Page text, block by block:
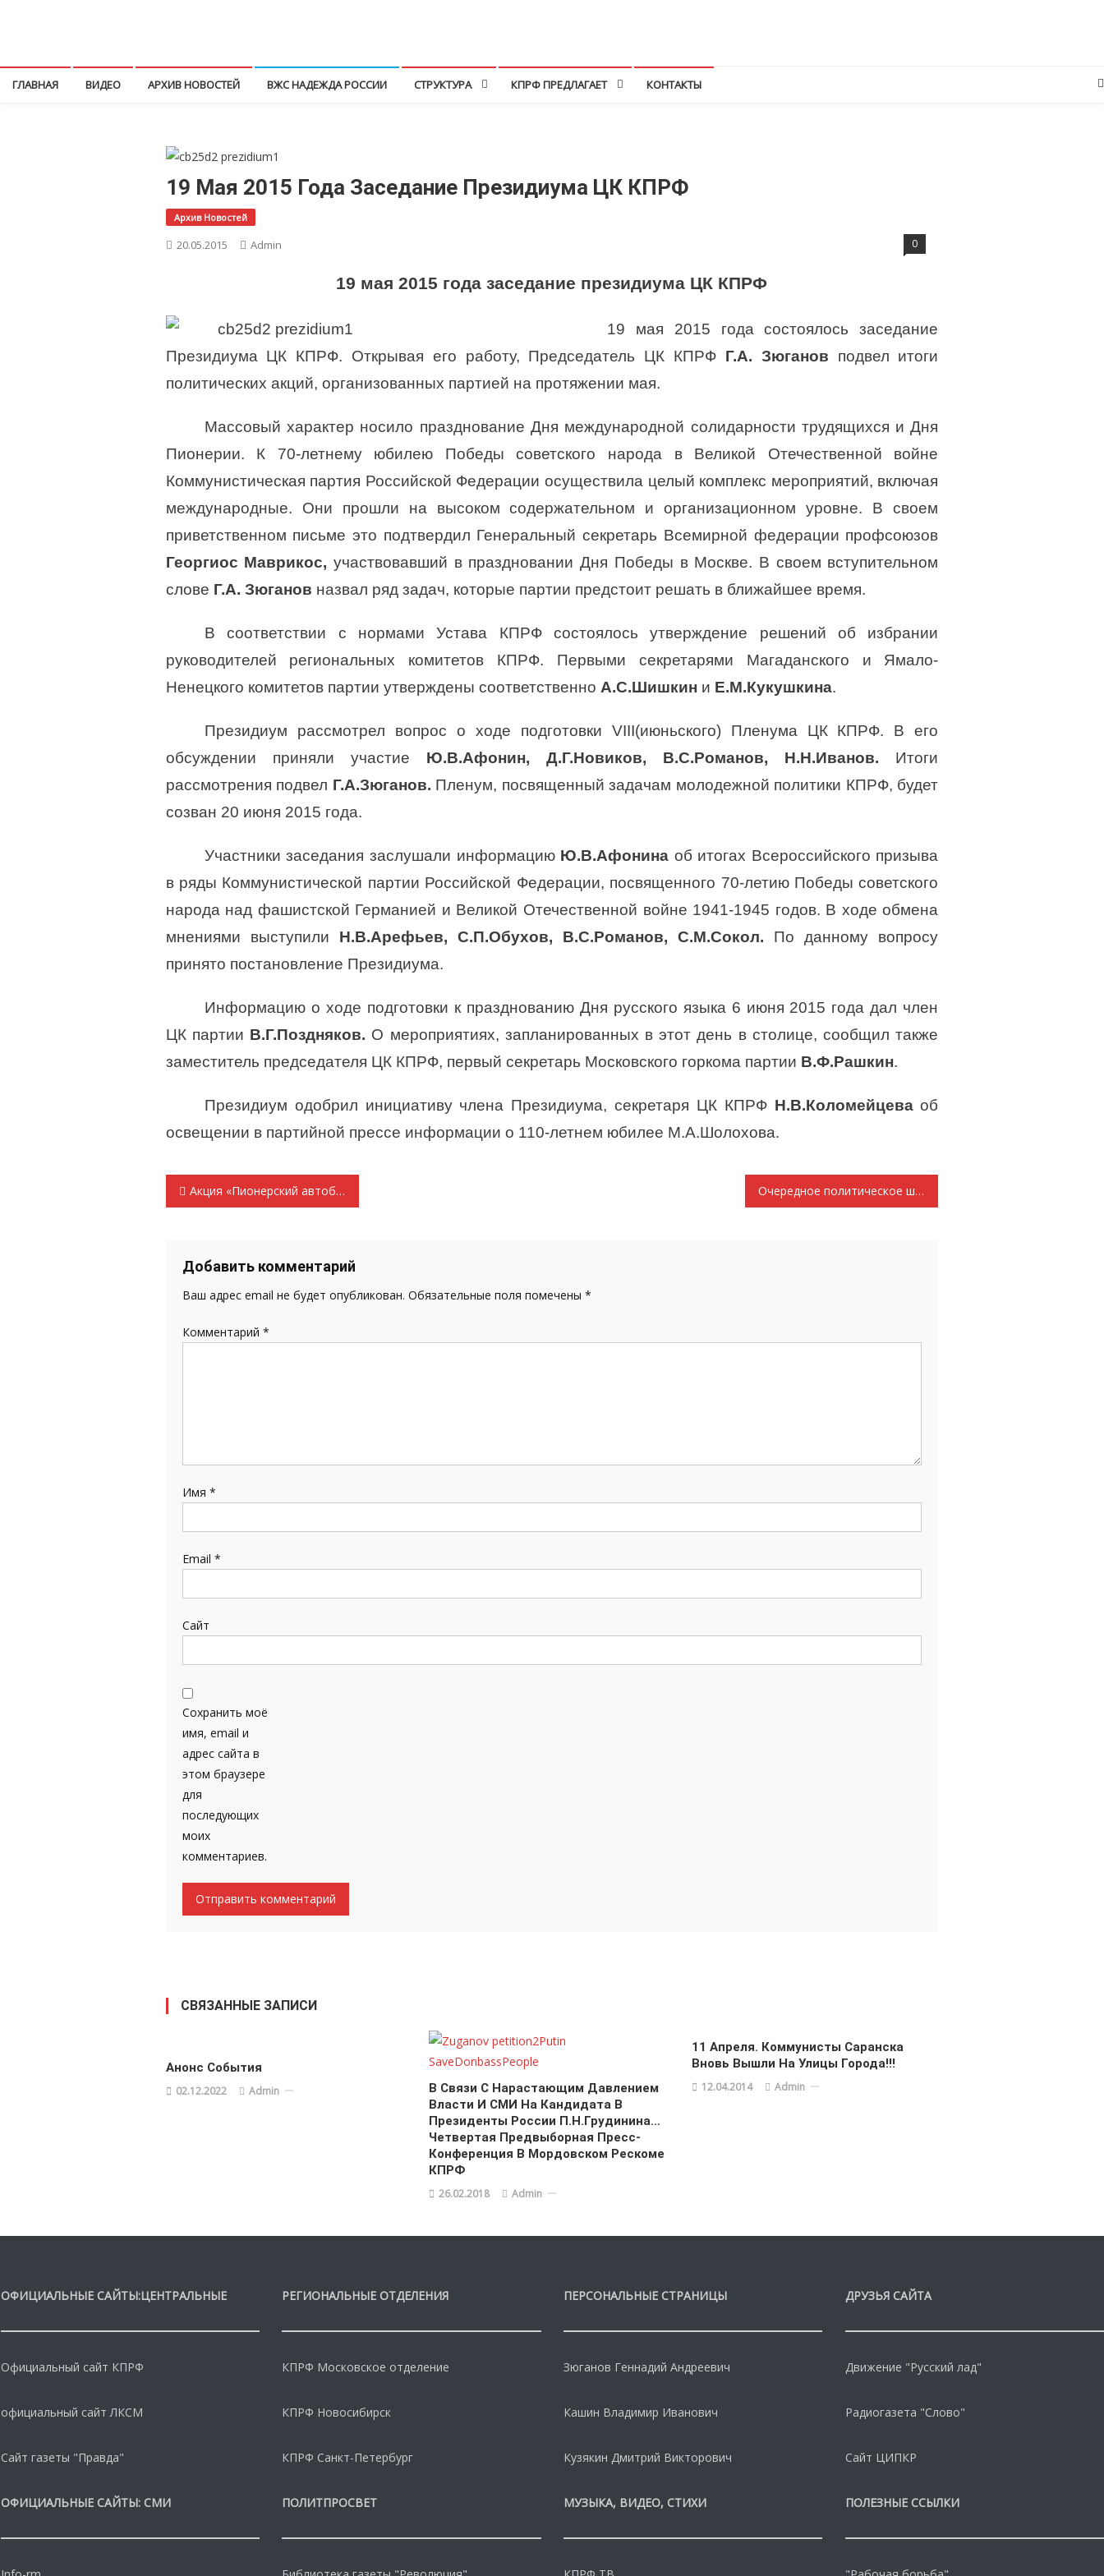
ГЛАВНАЯ ВИДЕО АРХИВ НОВОСТЕЙ ВЖС НАДЕЖДА РОССИИ СТРУКТУРА КПРФ ПРЕДЛАГАЕТ КОНТАКТЫ
19 Мая 2015 Года Заседание Президиума ЦК КПРФ
Архив Новостей
20.05.2015 Admin 0
19 мая 2015 года заседание президиума ЦК КПРФ
19 мая 2015 года состоялось заседание
Президиума ЦК КПРФ. Открывая его работу, Председатель ЦК КПРФ Г.А. Зюганов подвел итоги
политических акций, организованных партией на протяжении мая.
Массовый характер носило празднование Дня международной солидарности трудящихся и Дня
Пионерии. К 70-летнему юбилею Победы советского народа в Великой Отечественной войне
Коммунистическая партия Российской Федерации осуществила целый комплекс мероприятий, включая
международные. Они прошли на высоком содержательном и организационном уровне. В своем
приветственном письме это подтвердил Генеральный секретарь Всемирной федерации профсоюзов
Георгиос Маврикос,участвовавший в праздновании Дня Победы в Москве. В своем вступительном
слове Г.А. Зюганов назвал ряд задач, которые партии предстоит решать в ближайшее время.
В соответствии с нормами Устава КПРФ состоялось утверждение решений об избрании
руководителей региональных комитетов КПРФ. Первыми секретарями Магаданского и Ямало-
Ненецкого комитетов партии утверждены соответственно А.С.Шишкини Е.М.Кукушкина.
Президиум рассмотрел вопрос о ходе подготовки VIII(июньского) Пленума ЦК КПРФ. В его
обсуждении приняли участие Ю.В.Афонин, Д.Г.Новиков, В.С.Романов, Н.Н.Иванов. Итоги
рассмотрения подвел Г.А.Зюганов. Пленум, посвященный задачам молодежной политики КПРФ, будет
созван 20 июня 2015 года.
Участники заседания заслушали информацию Ю.В.Афонина об итогах Всероссийского призыва
в ряды Коммунистической партии Российской Федерации, посвященного 70-летию Победы советского
народа над фашистской Германией и Великой Отечественной войне 1941-1945 годов. В ходе обмена
мнениями выступили Н.В.Арефьев, С.П.Обухов, В.С.Романов, С.М.Сокол. По данному вопросу
принято постановление Президиума.
Информацию о ходе подготовки к празднованию Дня русского языка 6 июня 2015 года дал член
ЦК партии В.Г.Поздняков. О мероприятиях, запланированных в этот день в столице, сообщил также
заместитель председателя ЦК КПРФ, первый секретарь Московского горкома партии В.Ф.Рашкин.
Президиум одобрил инициативу члена Президиума, секретаря ЦК КПРФ Н.В.Коломейцеваоб
освещении в партийной прессе информации о 110-летнем юбилее М.А.Шолохова.
Навигация
записям
Акция «Пионерский автобус» Очередное политическое шулерство или губернаторские хлопоты
Добавить комментарий
Ваш адрес email не будет опубликован. Обязательные поля помечены *
Комментарий *
Имя *
Email *
Сайт
Сохранить моё
имя, email и
адрес сайта в
этом браузере
для
последующих
моих
комментариев.
СВЯЗАННЫЕ ЗАПИСИ
Анонс События
02.12.2022 Admin
В Связи С Нарастающим Давлением
Власти И СМИ На Кандидата В
Президенты России П.Н.Грудинина…
Четвертая Предвыборная Пресс-
Конференция В Мордовском Рескоме
КПРФ
26.02.2018 Admin
11 Апреля. Коммунисты Саранска
Вновь Вышли На Улицы Города!!!
12.04.2014 Admin
ОФИЦИАЛЬНЫЕ САЙТЫ:ЦЕНТРАЛЬНЫЕ
Официальный сайт КПРФ
официальный сайт ЛКСМ
Сайт газеты "Правда"
ОФИЦИАЛЬНЫЕ САЙТЫ: СМИ
РЕГИОНАЛЬНЫЕ ОТДЕЛЕНИЯ
КПРФ Московское отделение
КПРФ Новосибирск
КПРФ Санкт-Петербург
ПОЛИТПРОСВЕТ
ПЕРСОНАЛЬНЫЕ СТРАНИЦЫ
Зюганов Геннадий Андреевич
Кашин Владимир Иванович
Кузякин Дмитрий Викторович
МУЗЫКА, ВИДЕО, СТИХИ
ДРУЗЬЯ САЙТА
Движение "Русский лад"
Радиогазета "Слово"
Сайт ЦИПКР
ПОЛЕЗНЫЕ ССЫЛКИ